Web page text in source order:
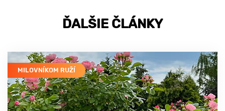
ĎALŠIE ČLÁNKY
MILOVNÍKOM RUŽÍ